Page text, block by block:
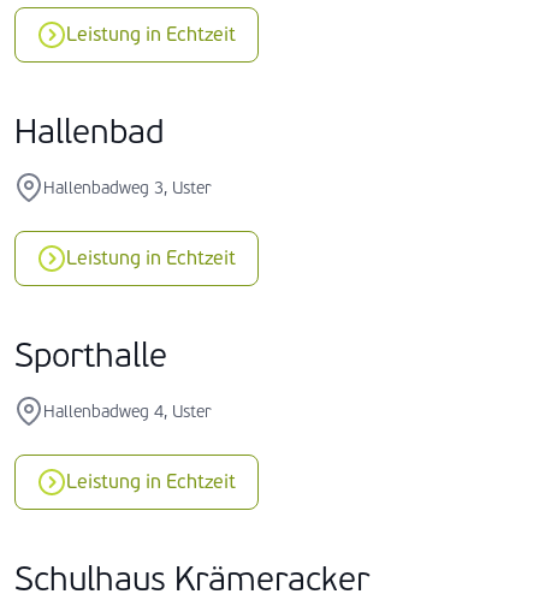
Leistung in Echtzeit
Hallenbad
Hallenbadweg 3, Uster
Leistung in Echtzeit
Sporthalle
Hallenbadweg 4, Uster
Leistung in Echtzeit
Schulhaus Krämeracker